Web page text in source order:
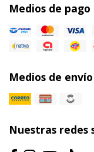
Medios de pago
Medios de envío
Nuestras redes